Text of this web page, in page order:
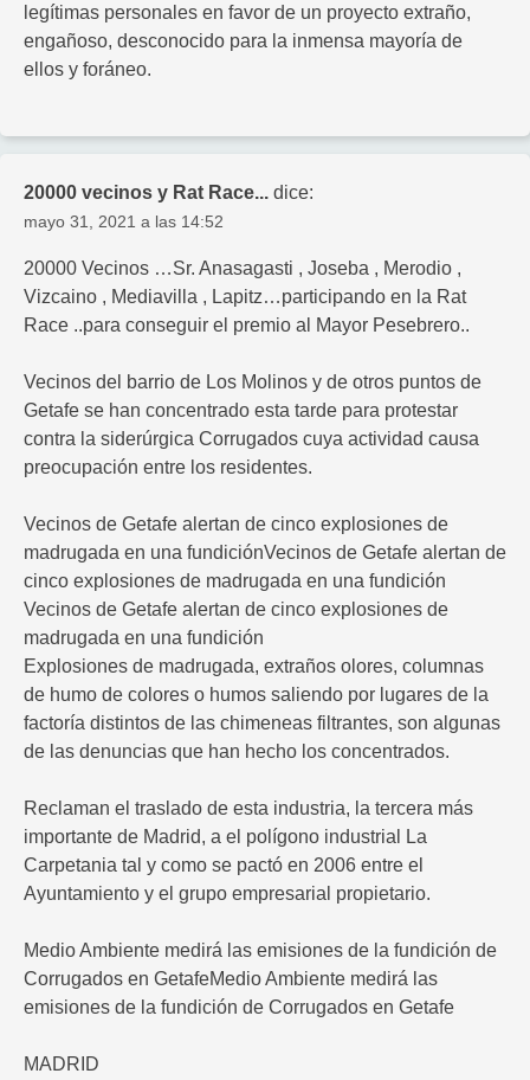
legítimas personales en favor de un proyecto extraño,
engañoso, desconocido para la inmensa mayoría de
ellos y foráneo.
20000 vecinos y Rat Race... dice:
mayo 31, 2021 a las 14:52
20000 Vecinos …Sr. Anasagasti , Joseba , Merodio ,
Vizcaino , Mediavilla , Lapitz…participando en la Rat
Race ..para conseguir el premio al Mayor Pesebrero..
Vecinos del barrio de Los Molinos y de otros puntos de
Getafe se han concentrado esta tarde para protestar
contra la siderúrgica Corrugados cuya actividad causa
preocupación entre los residentes.
Vecinos de Getafe alertan de cinco explosiones de
madrugada en una fundiciónVecinos de Getafe alertan de
cinco explosiones de madrugada en una fundición
Vecinos de Getafe alertan de cinco explosiones de
madrugada en una fundición
Explosiones de madrugada, extraños olores, columnas
de humo de colores o humos saliendo por lugares de la
factoría distintos de las chimeneas filtrantes, son algunas
de las denuncias que han hecho los concentrados.
Reclaman el traslado de esta industria, la tercera más
importante de Madrid, a el polígono industrial La
Carpetania tal y como se pactó en 2006 entre el
Ayuntamiento y el grupo empresarial propietario.
Medio Ambiente medirá las emisiones de la fundición de
Corrugados en GetafeMedio Ambiente medirá las
emisiones de la fundición de Corrugados en Getafe
MADRID